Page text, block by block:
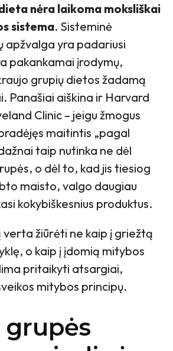
nėra laikoma moksliškai
sistema. Sisteminė
apžvalga yra padariusi
pakankamai įrodymų,
grupių dietos žadamą
Panašiai aiškina ir Harvard
Clinic – jeigu žmogus
maitintis „pagal
taip nutinka ne dėl
o dėl to, kad jis tiesiog
maisto, valgo daugiau
kokybiškesnius produktus.
verta žiūrėti ne kaip į griežtą
o kaip į įdomią mitybos
pritaikyti atsargiai,
mitybos principų.
grupės